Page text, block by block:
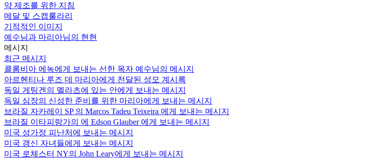
약 제조를 위한 지침
메달 및 스캡룰라리
기적적인 이미지
예수님과 마리아님의 현현
메시지
최근 메시지
콜롬비아 에녹에게 보내는 선한 목자 예수님의 메시지
아르헨티나 루즈 데 마리아에게 전달된 성모 계시록
독일 게팅겐의 멜라츠에 있는 안에게 보내는 메시지
독일 심장의 신성한 준비를 위한 마리아에게 보내는 메시지
브라질 자카레이 SP 의 Marcos Tadeu Teixeira 에게 보내는 메시지
브라질 이타피랑가의 에 Edson Glauber 에게 보내는 메시지
미국 성가정 피난처에 보내는 메시지
미국 갱신 자녀들에게 보내는 메시지
미국 로체스터 NY의 John Leary에게 보내는 메시지